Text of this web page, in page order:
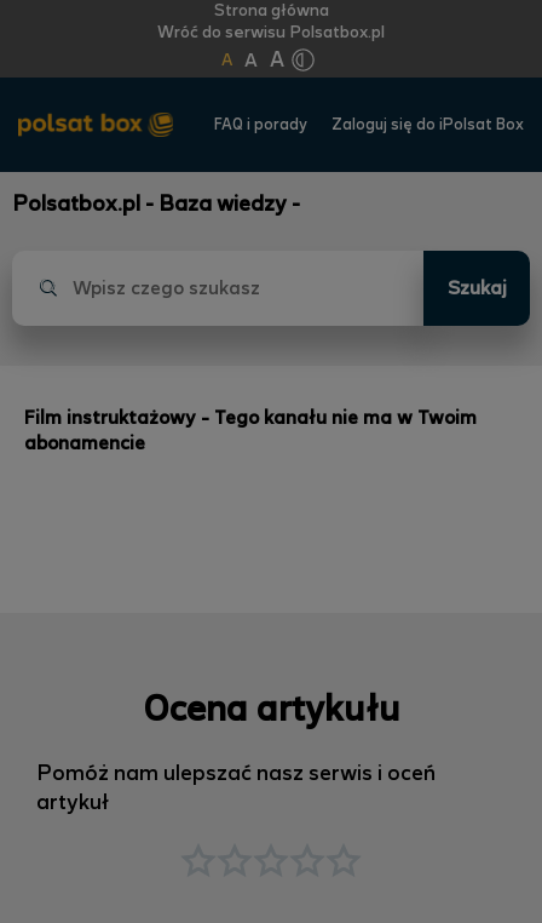
Strona główna
Wróć do serwisu Polsatbox.pl
A A A
FAQ i porady Zaloguj się do iPolsat Box
Polsatbox.pl - Baza wiedzy -
Szukaj
Film instruktażowy - Tego kanału nie ma w Twoim
abonamencie
Ocena artykułu
Pomóż nam ulepszać nasz serwis i oceń
artykuł